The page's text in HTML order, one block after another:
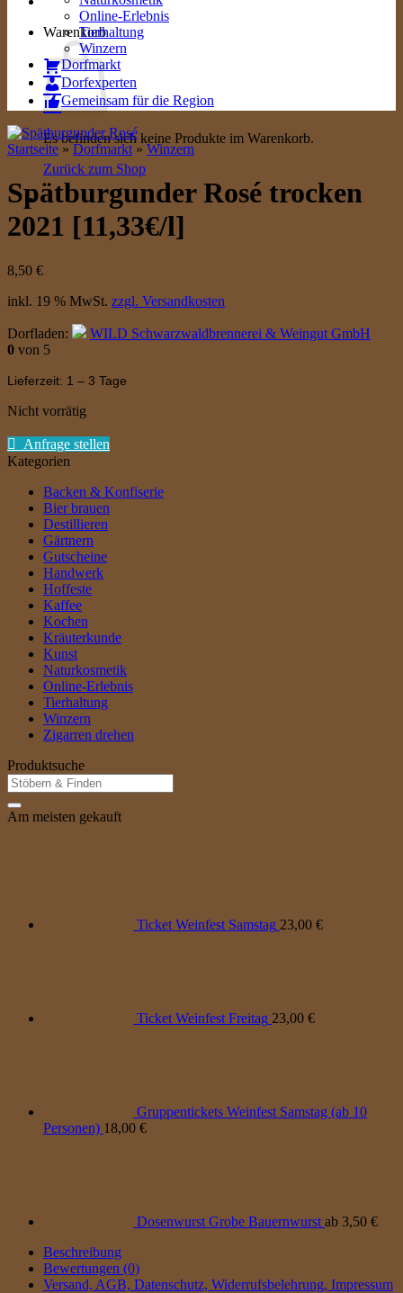
Warenkorb
Es befinden sich keine Produkte im Warenkorb.
Zurück zum Shop
Online-Erlebnis
Tierhaltung
Winzern
Dorfmarkt
Dorfexperten
Gemeinsam für die Region
Startseite » Dorfmarkt » Winzern
Spätburgunder Rosé trocken
2021 [11,33€/l]
8,50 €
inkl. 19 % MwSt. zzgl. Versandkosten
Dorfladen:
WILD Schwarzwaldbrennerei & Weingut GmbH
0 von 5
Lieferzeit: 1 – 3 Tage
Nicht vorrätig
Anfrage stellen
Kategorien
Backen & Konfiserie
Bier brauen
Destillieren
Gärtnern
Gutscheine
Handwerk
Hoffeste
Kaffee
Kochen
Kräuterkunde
Kunst
Naturkosmetik
Online-Erlebnis
Tierhaltung
Winzern
Zigarren drehen
Produktsuche
Suche
nach:
Am meisten gekauft
Ticket Weinfest Samstag 23,00 €
Ticket Weinfest Freitag 23,00 €
Gruppentickets Weinfest Samstag (ab 10
Personen) 18,00 €
Dosenwurst Grobe Bauernwurst ab 3,50 €
Beschreibung
Bewertungen (0)
Versand, AGB, Datenschutz, Widerrufsbelehrung, Impressum